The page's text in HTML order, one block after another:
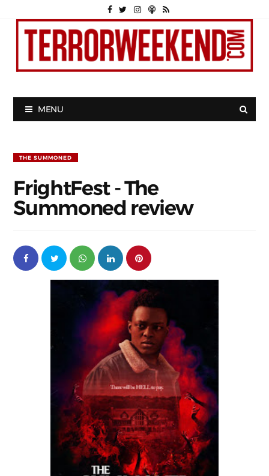
MENU
THE SUMMONED
FrightFest - The
Summoned review